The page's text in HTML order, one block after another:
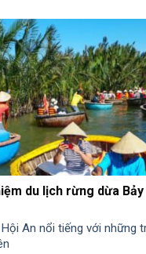
du lịch rừng dừa
An nổi tiếng với những